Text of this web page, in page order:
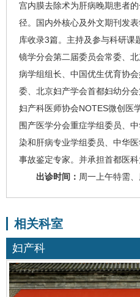
宫内膜去除术为肝病晚期患者
径。国内外核心及外文期刊发
库收录3篇。主持及参与科研课
镜学分会第二届委员会常委、
病学组组长、中国优生优育协
委、北京妇产学会首都妇幼分
妇产科医师协会NOTES微创医
围产医学分会重症学组委员、
染和肝病专业学组委员、中华
事故鉴定专家。并承担首都医科
出诊时间： 周一上午特需
相关科室
妇产科